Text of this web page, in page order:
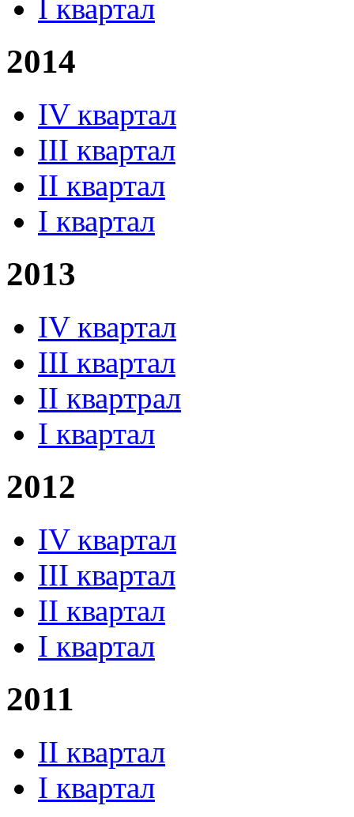
I квартал
2014
IV квартал
III квартал
II квартал
I квартал
2013
IV квартал
III квартал
II квартрал
I квартал
2012
IV квартал
III квартал
II квартал
I квартал
2011
II квартал
I квартал